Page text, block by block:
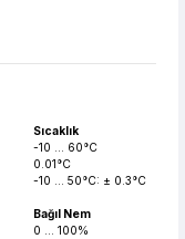
Sıcaklık
-10 ... 60°C
0.01°C
-10 ... 50°C: ± 0.3°C
Bağıl Nem
0 ... 100%